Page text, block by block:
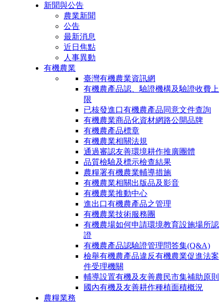
新聞與公告
農業新聞
公告
最新消息
近日焦點
人事異動
有機農業
臺灣有機農業資訊網
有機農產品認、驗證機構及驗證收費上
限
已核發進口有機農產品同意文件查詢
有機農業商品化資材網路公開品牌
有機農產品標章
有機農業相關法規
通過審認友善環境耕作推廣團體
品質檢驗及標示檢查結果
農糧署有機農業輔導措施
有機農業相關出版品及影音
有機農業推動中心
進出口有機農產品之管理
有機農業技術服務團
有機農場如何申請環境教育設施場所認
證
有機農產品認驗證管理問答集(Q&A)
檢舉有機農產品違反有機農業促進法案
件受理機關
輔導設置有機及友善農民市集補助原則
國內有機及友善耕作種植面積概況
農糧業務